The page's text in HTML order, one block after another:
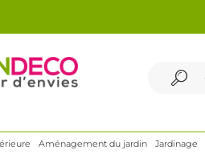
Aménagement du jardin Jardinage